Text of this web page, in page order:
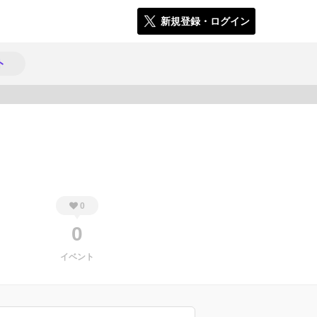
新規登録・ログイン
0
0
イベント